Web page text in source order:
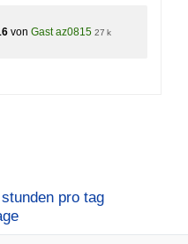
von Gast az0815 27 k
pro tag